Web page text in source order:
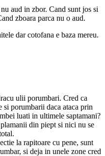
aud in zbor. Cand sunt jos si
zboara parca nu o aud.
dar cotofana e baza mereu.
ulii porumbari. Cred ca
si porumbarii daca ataca prin
luati in ultimele saptamani?
din piept si nici nu se
la rapitoare cu pene, sunt
si deja in unele zone cred